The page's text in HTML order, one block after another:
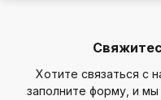
Хотите связаться с
заполните форму, и